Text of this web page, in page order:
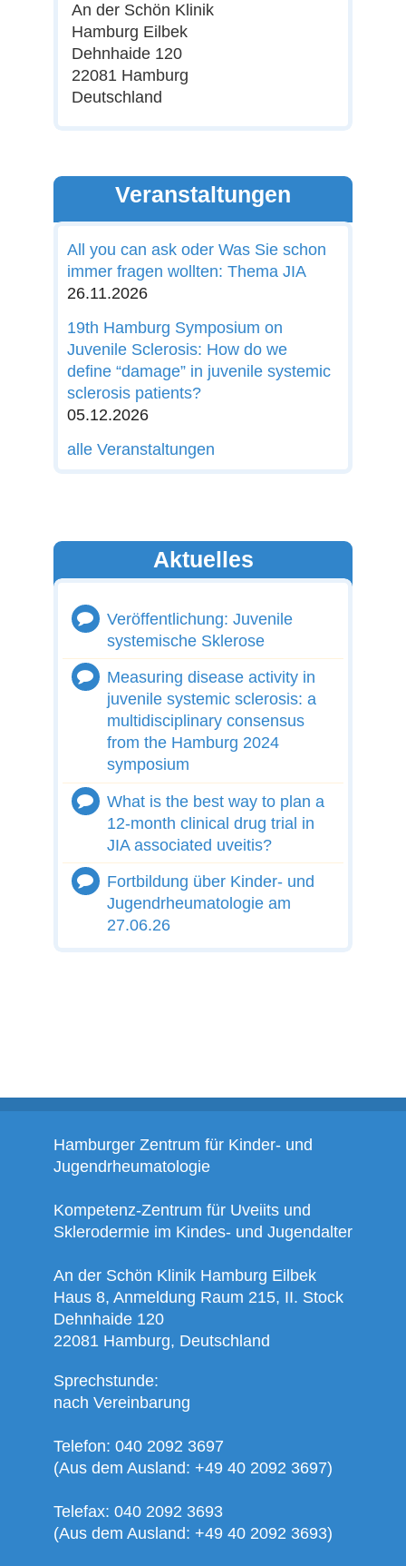
An der Schön Klinik
Hamburg Eilbek
Dehnhaide 120
22081 Hamburg
Deutschland
Veranstaltungen
All you can ask oder Was Sie schon
immer fragen wollten: Thema JIA
26.11.2026
19th Hamburg Symposium on
Juvenile Sclerosis: How do we
define “damage” in juvenile systemic
sclerosis patients?
05.12.2026
alle Veranstaltungen
Aktuelles
Veröffentlichung: Juvenile
systemische Sklerose
Measuring disease activity in
juvenile systemic sclerosis: a
multidisciplinary consensus
from the Hamburg 2024
symposium
What is the best way to plan a
12-month clinical drug trial in
JIA associated uveitis?
Fortbildung über Kinder- und
Jugendrheumatologie am
27.06.26
Hamburger Zentrum für Kinder- und
Jugendrheumatologie
Kompetenz-Zentrum für Uveiits und
Sklerodermie im Kindes- und Jugendalter
An der Schön Klinik Hamburg Eilbek
Haus 8, Anmeldung Raum 215, II. Stock
Dehnhaide 120
22081 Hamburg, Deutschland
Sprechstunde:
nach Vereinbarung
Telefon: 040 2092 3697
(Aus dem Ausland: +49 40 2092 3697)
Telefax: 040 2092 3693
(Aus dem Ausland: +49 40 2092 3693)